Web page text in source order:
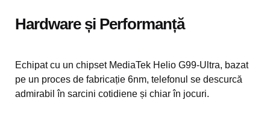
Hardware și Performanță
Echipat cu un chipset MediaTek Helio G99-Ultra, bazat
pe un proces de fabricație 6nm, telefonul se descurcă
admirabil în sarcini cotidiene și chiar în jocuri.